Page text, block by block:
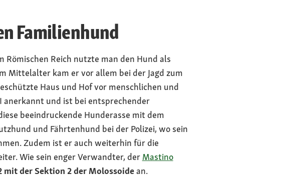
Familienhund
Römischen Reich nutzte man den Hund als
Mittelalter kam er vor allem bei der Jagd zum
Haus und Hof vor menschlichen und
anerkannt und ist bei entsprechender
beeindruckende Hunderasse mit dem
und Fährtenhund bei der Polizei, wo sein
Zudem ist er auch weiterhin für die
Wie sein enger Verwandter, der Mastino
mit der Sektion 2 der Molossoidean.